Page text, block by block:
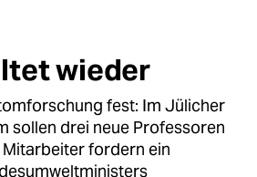
wieder
fest: Im Jülicher
sollen drei neue Professoren
fordern ein